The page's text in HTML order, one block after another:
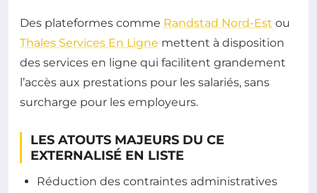
Des plateformes comme Randstad Nord-Est ou
Thales Services En Ligne mettent à disposition
des services en ligne qui facilitent grandement
l’accès aux prestations pour les salariés, sans
surcharge pour les employeurs.
LES ATOUTS MAJEURS DU CE
EXTERNALISÉ EN LISTE
Réduction des contraintes administratives